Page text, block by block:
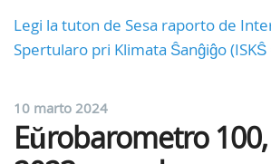
Legi la tuton de Sesa raporto de
Spertularo pri Klimata Ŝanĝiĝo (ISKŜ
10 marto 2024
Eŭrobarometro